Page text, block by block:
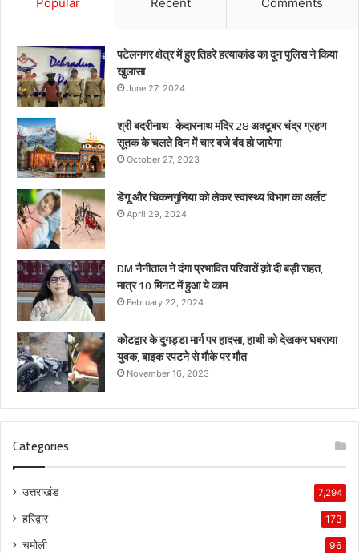
पटेलनगर क्षेत्र में हुए तिहरे हत्याकांड का दून पुलिस ने किया
खुलासा
June 27, 2024
श्री बदरीनाथ- केदारनाथ मंदिर 28 अक्टूबर चंद्र ग्रहण
सूतक के चलते दिन में चार बजे बंद हो जायेगा
October 27, 2023
डेंगू और चिकनगुनिया को लेकर स्वास्थ्य विभाग का अर्लट
April 29, 2024
DM नैनीताल ने दंगा प्रभावित परिवारों क़ो दी बड़ी राहत,
मात्र 10 मिनट में हुआ ये काम
February 22, 2024
कोटद्वार के दुगड्डा मार्ग पर हादसा, हाथी को देखकर घबराया
युवक, बाइक रपटने से मौके पर मौत
November 16, 2023
Categories
उत्तराखंड 7,294
हरिद्वार 173
चमोली 96